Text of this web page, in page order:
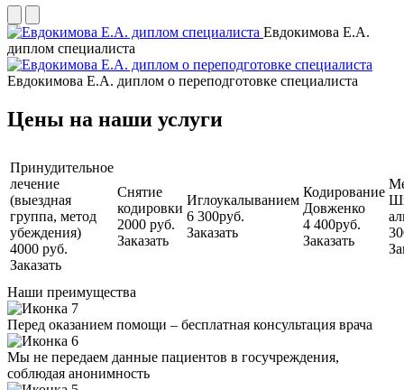
Евдокимова Е.А.
диплом специалиста
Евдокимова Е.А. диплом о переподготовке специалиста
Цены на наши услуги
Принудительное
лечение
(выездная
группа, метод
убеждения)
4000 руб.
Заказать
Снятие
кодировки
2000 руб.
Заказать
Иглоукалыванием
6 300руб.
Заказать
Кодирование
Довженко
4 400руб.
Заказать
Наши преимущества
Перед оказанием помощи – бесплатная консультация врача
Мы не передаем данные пациентов в госучреждения,
соблюдая анонимность